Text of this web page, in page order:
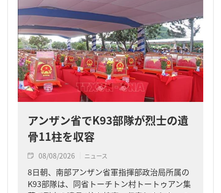
アンザン省でK93部隊が烈士の遺
骨11柱を収容
08/08/2026 ニュース
8日朝、南部アンザン省軍指揮部政治局所属の
K93部隊は、同省トーチトン村トートゥアン集